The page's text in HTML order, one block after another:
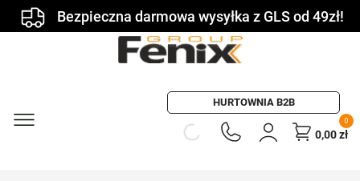
Bezpieczna darmowa wysyłka z GLS od 49zł!
HURTOWNIA B2B
0
0,00zł